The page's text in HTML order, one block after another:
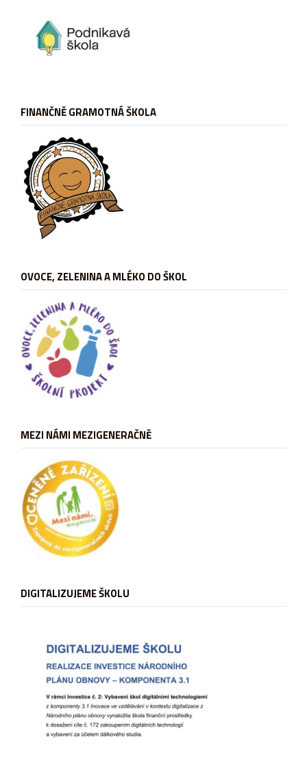
FINANČNĚ GRAMOTNÁ ŠKOLA
OVOCE, ZELENINA A MLÉKO DO ŠKOL
MEZI NÁMI MEZIGENERAČNĚ
DIGITALIZUJEME ŠKOLU